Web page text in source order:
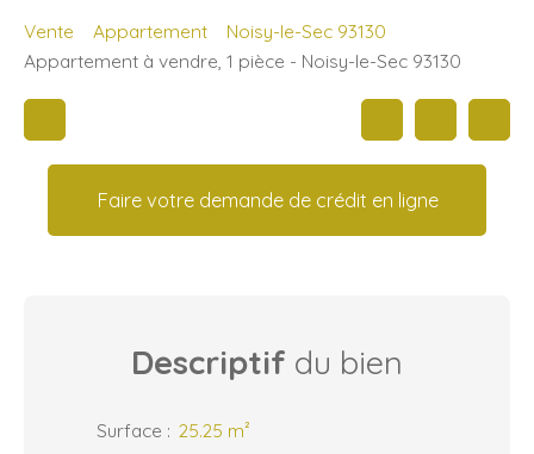
Vente Appartement
Noisy-le-Sec 93130
Appartement à vendre, 1 pièce - Noisy-le-Sec 93130
Faire votre demande de crédit en ligne
Descriptif du bien
Surface : 25.25 m²